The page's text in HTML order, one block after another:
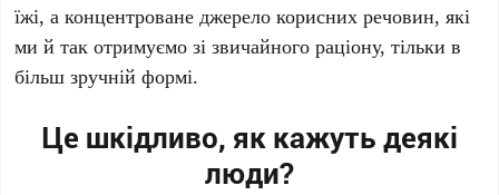
їжі, а концентроване джерело корисних речовин, які
ми й так отримуємо зі звичайного раціону, тільки в
більш зручній формі.
Це шкідливо, як кажуть деякі
люди?